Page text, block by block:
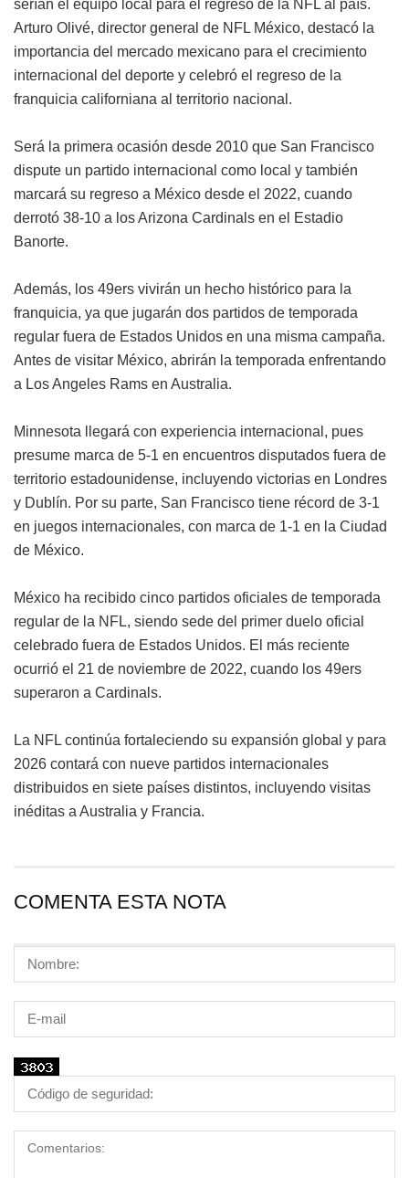
serían el equipo local para el regreso de la NFL al país.
Arturo Olivé, director general de NFL México, destacó la
importancia del mercado mexicano para el crecimiento
internacional del deporte y celebró el regreso de la
franquicia californiana al territorio nacional.
Será la primera ocasión desde 2010 que San Francisco
dispute un partido internacional como local y también
marcará su regreso a México desde el 2022, cuando
derrotó 38-10 a los Arizona Cardinals en el Estadio
Banorte.
Además, los 49ers vivirán un hecho histórico para la
franquicia, ya que jugarán dos partidos de temporada
regular fuera de Estados Unidos en una misma campaña.
Antes de visitar México, abrirán la temporada enfrentando
a Los Angeles Rams en Australia.
Minnesota llegará con experiencia internacional, pues
presume marca de 5-1 en encuentros disputados fuera de
territorio estadounidense, incluyendo victorias en Londres
y Dublín. Por su parte, San Francisco tiene récord de 3-1
en juegos internacionales, con marca de 1-1 en la Ciudad
de México.
México ha recibido cinco partidos oficiales de temporada
regular de la NFL, siendo sede del primer duelo oficial
celebrado fuera de Estados Unidos. El más reciente
ocurrió el 21 de noviembre de 2022, cuando los 49ers
superaron a Cardinals.
La NFL continúa fortaleciendo su expansión global y para
2026 contará con nueve partidos internacionales
distribuidos en siete países distintos, incluyendo visitas
inéditas a Australia y Francia.
COMENTA ESTA NOTA